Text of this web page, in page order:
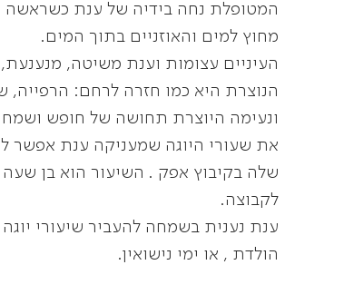
המטופלת נחה בידיה של ענת כשראשה
מחוץ למים והאוזניים בתוך המים.
העיניים עצומות וענת משיטה,
הנוצרת היא כמו חזרה לרחם: הרפייה,
ונעימה היוצרת תחושה של חופש
את שעורי היוגה שמעניקה ענת אפשר
שלה בקיבוץ אפק . השיעור הוא בן שעה
לקבוצה.
ענת נענית בשמחה להעביר שיעורי יוגה
הולדת , או ימי נישואין.